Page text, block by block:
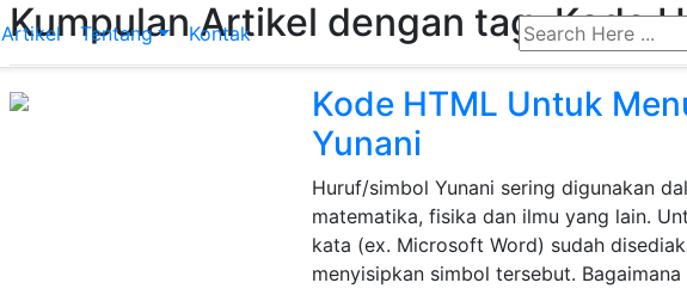
Artikel Tentang Kontak
Kumpulan Artikel dengan tag: Kode
Kode HTML Untuk
Yunani
Huruf/simbol Yunani sering digunakan
matematika, fisika dan ilmu yang lain.
kata (ex. Microsoft Word) sudah
menyisipkan simbol tersebut.